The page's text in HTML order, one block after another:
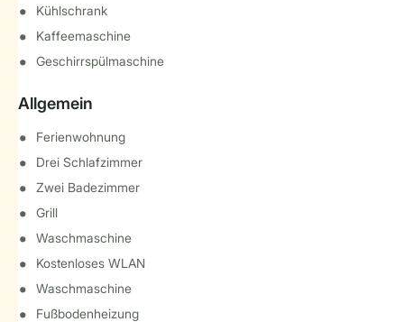
Kühlschrank
Kaffeemaschine
Geschirrspülmaschine
Allgemein
Ferienwohnung
Drei Schlafzimmer
Zwei Badezimmer
Grill
Waschmaschine
Kostenloses WLAN
Waschmaschine
Fußbodenheizung